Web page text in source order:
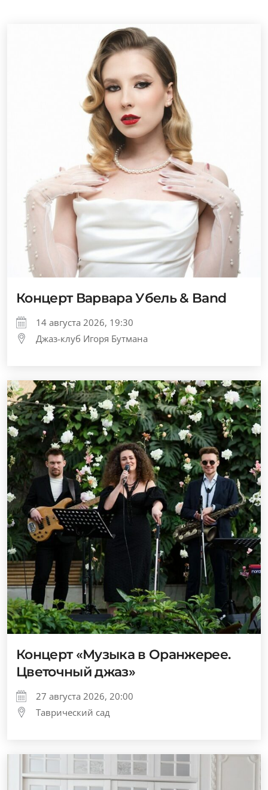
Концерт Варвара Убель & Band
14 августа 2026, 19:30
Джаз-клуб Игоря Бутмана
Концерт «Музыка в Оранжерее.
Цветочный джаз»
27 августа 2026, 20:00
Таврический сад